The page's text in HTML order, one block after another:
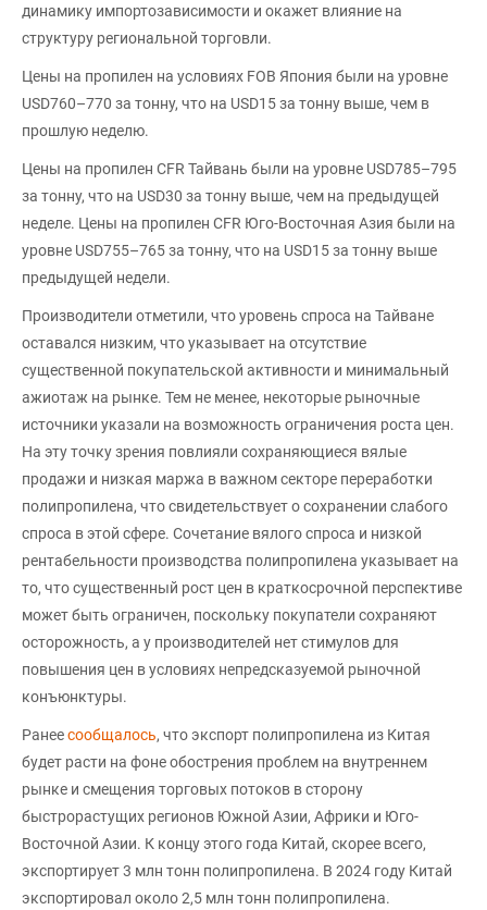
динамику импортозависимости и окажет влияние на
структуру региональной торговли.
Цены на пропилен на условиях FOB Япония были на уровне
USD760–770 за тонну, что на USD15 за тонну выше, чем в
прошлую неделю.
Цены на пропилен CFR Тайвань были на уровне USD785–795
за тонну, что на USD30 за тонну выше, чем на предыдущей
неделе. Цены на пропилен CFR Юго-Восточная Азия были на
уровне USD755–765 за тонну, что на USD15 за тонну выше
предыдущей недели.
Производители отметили, что уровень спроса на Тайване
оставался низким, что указывает на отсутствие
существенной покупательской активности и минимальный
ажиотаж на рынке. Тем не менее, некоторые рыночные
источники указали на возможность ограничения роста цен.
На эту точку зрения повлияли сохраняющиеся вялые
продажи и низкая маржа в важном секторе переработки
полипропилена, что свидетельствует о сохранении слабого
спроса в этой сфере. Сочетание вялого спроса и низкой
рентабельности производства полипропилена указывает на
то, что существенный рост цен в краткосрочной перспективе
может быть ограничен, поскольку покупатели сохраняют
осторожность, а у производителей нет стимулов для
повышения цен в условиях непредсказуемой рыночной
конъюнктуры.
Ранеесообщалось, что экспорт полипропилена из Китая
будет расти на фоне обострения проблем на внутреннем
рынке и смещения торговых потоков в сторону
быстрорастущих регионов Южной Азии, Африки и Юго-
Восточной Азии. К концу этого года Китай, скорее всего,
экспортирует 3 млн тонн полипропилена. В 2024 году Китай
экспортировал около 2,5 млн тонн полипропилена.